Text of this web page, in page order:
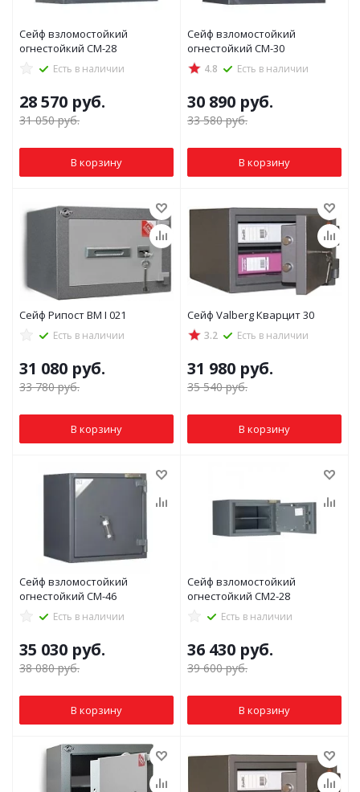
Сейф взломостойкий
огнестойкий СМ-28
Есть в наличии
28 570 руб.
31 050руб.
В корзину
Сейф взломостойкий
огнестойкий СМ-30
4.8 Есть в наличии
30 890 руб.
33 580руб.
В корзину
Сейф Рипост ВМ I 021
Есть в наличии
31 080 руб.
33 780руб.
В корзину
Сейф Valberg Кварцит 30
3.2 Есть в наличии
31 980 руб.
35 540руб.
В корзину
Сейф взломостойкий
огнестойкий СМ-46
Есть в наличии
35 030 руб.
38 080руб.
В корзину
Сейф взломостойкий
огнестойкий СМ2-28
Есть в наличии
36 430 руб.
39 600руб.
В корзину